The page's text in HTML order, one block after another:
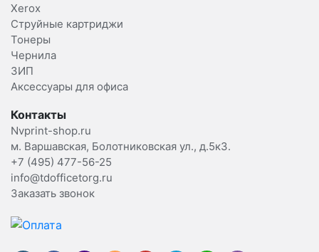
Xerox
Струйные картриджи
Тонеры
Чернила
ЗИП
Аксессуары для офиса
Контакты
Nvprint-shop.ru
м. Варшавская, Болотниковская ул., д.5к3.
+7 (495) 477-56-25
info@tdofficetorg.ru
Заказать звонок